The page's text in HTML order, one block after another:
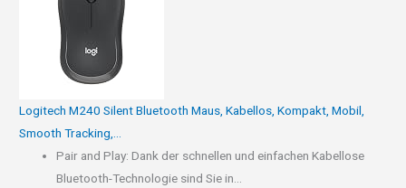
Logitech M240 Silent Bluetooth Maus, Kabellos, Kompakt, Mobil,
Smooth Tracking,...
Pair and Play: Dank der schnellen und einfachen Kabellose
Bluetooth-Technologie sind Sie in...